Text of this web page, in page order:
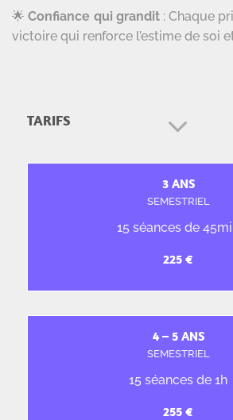
🌟Confiance qui grandit: Chaque
victoire qui renforce l’estime de soi et
TARIFS
3 ANS
SEMESTRIEL
15 séances de
4 – 5 ANS
SEMESTRIEL
15 séances de 1h